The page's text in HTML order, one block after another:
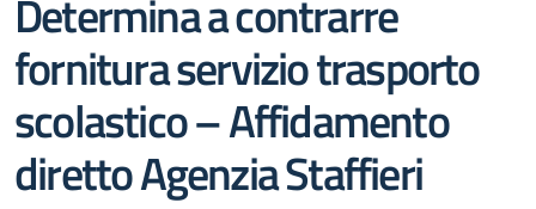
Determina a contrarre
fornitura servizio trasporto
scolastico – Affidamento
diretto Agenzia Staffieri